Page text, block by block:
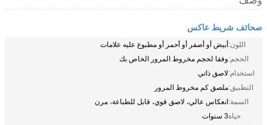
صحائف شريط عاكس
اللون:أبيض أو أصفر أو أحمر أو مطبوع عليه علامات
الحجم:وفقا لحجم مخروط المرور الخاص بك
استخدام:لاصق ذاتي
التطبيق:ملصق كم مخروط المرور
السمة:انعكاس عالي، لاصق قوي، قابل للطباعة، مرن
حياة3 سنوات